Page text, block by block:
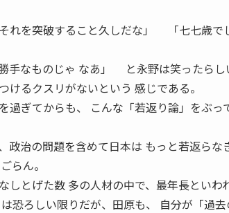
れを突破すること久しだな」 「七七歳
手なものじゃ なあ」 と永野は笑ったらし
けるクスリがないという 感じである。
過ぎてからも、 こんな「若返り論」をぶ
政治の問題を含めて日本は もっと若返らな
らん。
しとげた数 多の人材の中で、最年長とい
ろしい限りだが、田原も、 自分が「過